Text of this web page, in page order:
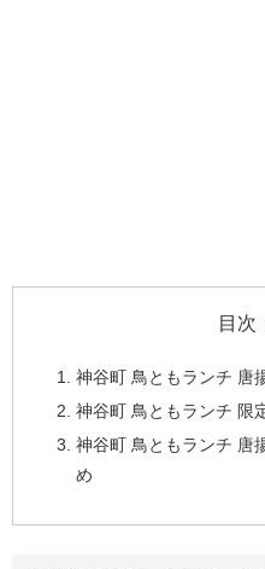
目次
神谷町 鳥ともランチ 唐
神谷町 鳥ともランチ 限
神谷町 鳥ともランチ 唐
め